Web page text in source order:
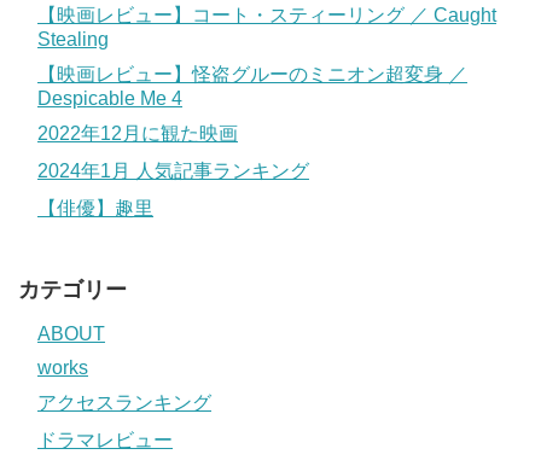
【映画レビュー】コート・スティーリング ／ Caught
Stealing
【映画レビュー】怪盗グルーのミニオン超変身 ／
Despicable Me 4
2022年12月に観た映画
2024年1月 人気記事ランキング
【俳優】趣里
カテゴリー
ABOUT
works
アクセスランキング
ドラマレビュー